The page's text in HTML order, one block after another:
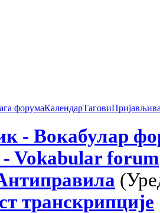
форумаКалендарТагови
- Вокабулар
Vokabular forum
транскрипције